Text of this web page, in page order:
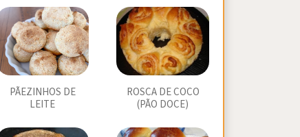
PÃEZINHOS DE
LEITE
ROSCA DE COCO
(PÃO DOCE)